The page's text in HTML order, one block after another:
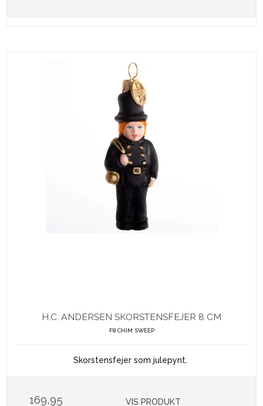
H.C. ANDERSEN SKORSTENSFEJER 8 CM
F8 CHIM SWEEP
Skorstensfejer som julepynt.
169,95
VIS PRODUKT